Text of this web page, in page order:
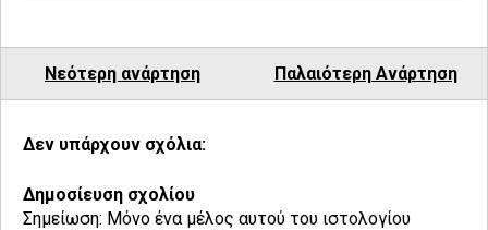
Νεότερη ανάρτηση Παλαιότερη Ανάρτηση
Δεν υπάρχουν σχόλια:
Δημοσίευση σχολίου
Σημείωση: Μόνο ένα μέλος αυτού του ιστολογίου